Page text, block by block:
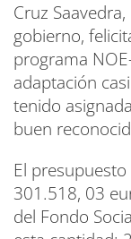
Cruz
gobierno,
programa
adaptación
tenido
buen
El
301.518, 03
del Fondo